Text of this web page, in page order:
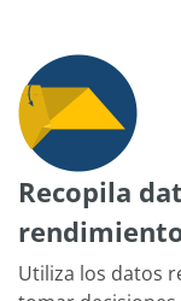
Recopila
Utiliza los datos